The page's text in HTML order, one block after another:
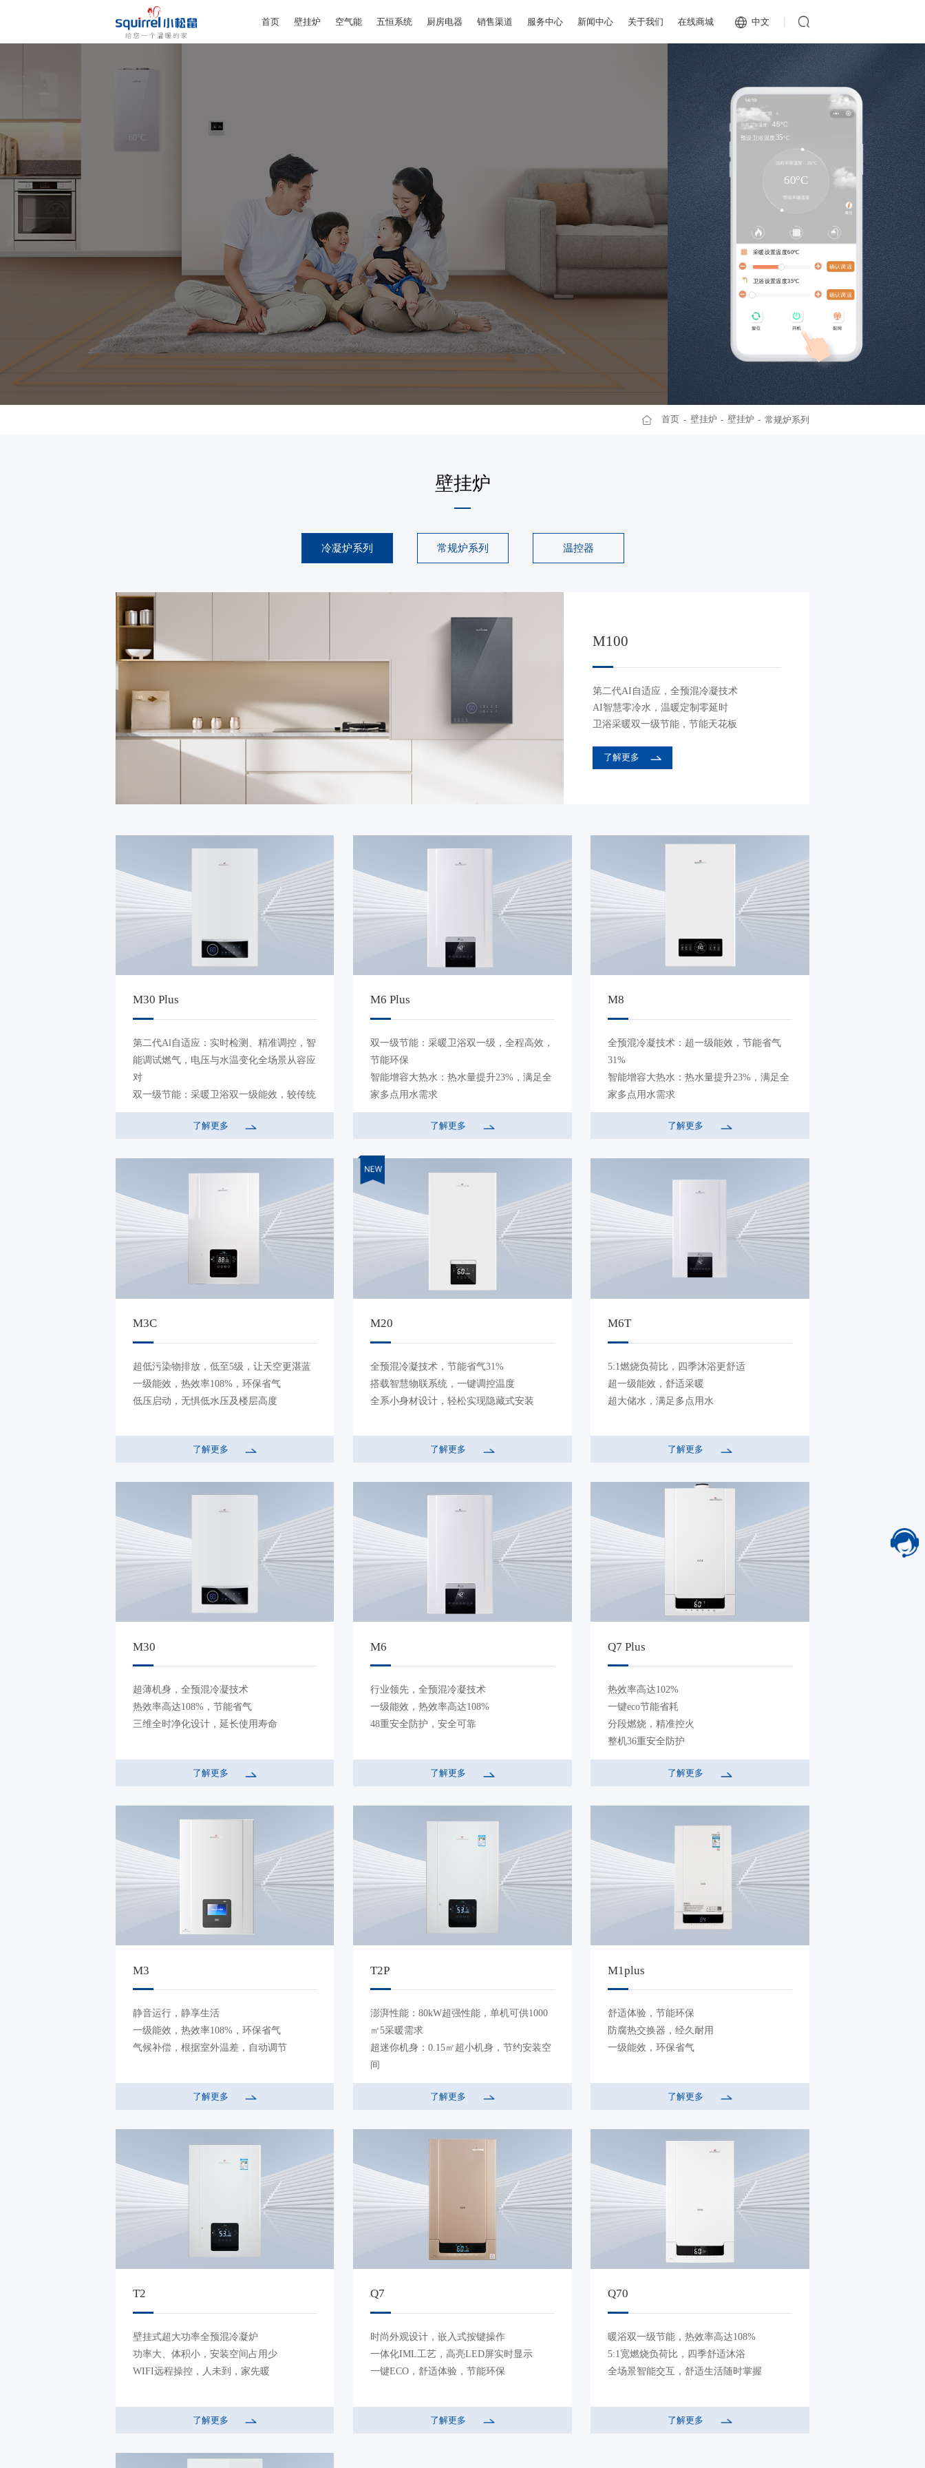
首页 壁挂炉 空气能 五恒系统 厨房电器 销售渠道 服务中心 新闻中心 关于我们 在线商城 中文
°C
60°C
预设卫浴温度 35°C
采暖设置温度60°C
确认调温
卫浴设置温度35°C
确认调温
首页 壁挂炉 壁挂炉 常规炉系列
壁挂炉
冷凝炉系列 常规炉系列 温控器
M100
第二代AI自适应，全预混冷凝技术
AI智慧零冷水，温暖定制零延时
卫浴采暖双一级节能，节能天花板
了解更多
M30 Plus
第二代Al自适应：实时检测、精准调控，智
能调试燃气，电压与水温变化全场景从容应
对
双一级节能：采暖卫浴双一级能效，较传统
壁挂炉节能33%
双变频科技：双变频燃烧，协同节能，静享
了解更多
M6 Plus
双一级节能：采暖卫浴双一级，全程高效，
节能环保
智能增容大热水：热水量提升23%，满足全
家多点用水需求
全预混冷凝技术：热效率高达108%,净省气
了解更多
M8
全预混冷凝技术：超一级能效，节能省气
31%
智能增容大热水：热水量提升23%，满足全
家多点用水需求
双一级节能：采暖卫浴双一级，节能环保
智能双变频：运行稳定抗干扰，畅享恒温舒
了解更多
M3C
超低污染物排放，低至5级，让天空更湛蓝
一级能效，热效率108%，环保省气
低压启动，无惧低水压及楼层高度
了解更多
M20
全预混冷凝技术，节能省气31%
搭载智慧物联系统，一键调控温度
全系小身材设计，轻松实现隐藏式安装
了解更多
M6T
5:1燃烧负荷比，四季沐浴更舒适
超一级能效，舒适采暖
超大储水，满足多点用水
了解更多
M30
超薄机身，全预混冷凝技术
热效率高达108%，节能省气
三维全时净化设计，延长使用寿命
了解更多
M6
行业领先，全预混冷凝技术
一级能效，热效率高达108%
48重安全防护，安全可靠
了解更多
Q7 Plus
热效率高达102%
一键eco节能省耗
分段燃烧，精准控火
整机36重安全防护
了解更多
M3
静音运行，静享生活
一级能效，热效率108%，环保省气
气候补偿，根据室外温差，自动调节
了解更多
T2P
澎湃性能：80kW超强性能，单机可供1000
㎡5采暖需求
超迷你机身：0.15㎡超小机身，节约安装空
间
IOT智能物联：支持远程、语音控制，温暖
了解更多
M1plus
舒适体验，节能环保
防腐热交换器，经久耐用
一级能效，环保省气
了解更多
T2
壁挂式超大功率全预混冷凝炉
功率大、体积小，安装空间占用少
WIFI远程操控，人未到，家先暖
了解更多
Q7
时尚外观设计，嵌入式按键操作
一体化IML工艺，高亮LED屏实时显示
一键ECO，舒适体验，节能环保
了解更多
Q70
暖浴双一级节能，热效率高达108%
5:1宽燃烧负荷比，四季舒适沐浴
全场景智能交互，舒适生活随时掌握
了解更多